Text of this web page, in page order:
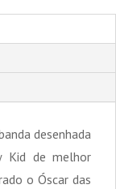
desenhada
Kid de melhor
o Óscar das